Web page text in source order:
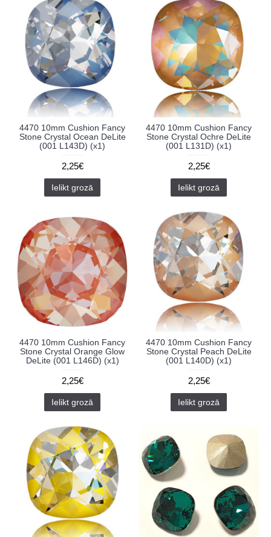
4470 10mm Cushion Fancy
Stone Crystal Ocean DeLite
(001 L143D) (x1)
2,25€
Ielikt grozā
4470 10mm Cushion Fancy
Stone Crystal Ochre DeLite
(001 L131D) (x1)
2,25€
Ielikt grozā
4470 10mm Cushion Fancy
Stone Crystal Orange Glow
DeLite (001 L146D) (x1)
2,25€
Ielikt grozā
4470 10mm Cushion Fancy
Stone Crystal Peach DeLite
(001 L140D) (x1)
2,25€
Ielikt grozā